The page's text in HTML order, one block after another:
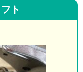
ト